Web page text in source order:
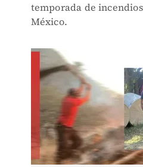
temporada de
México.